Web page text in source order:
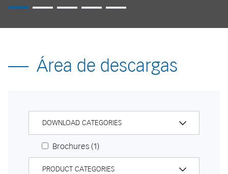
Área de descargas
DOWNLOAD CATEGORIES
Brochures (1)
PRODUCT CATEGORIES